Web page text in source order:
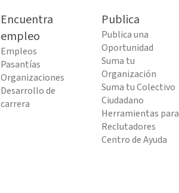
Encuentra
empleo
Empleos
Pasantías
Organizaciones
Desarrollo de
carrera
Publica
Publica una
Oportunidad
Suma tu
Organización
Suma tu Colectivo
Ciudadano
Herramientas para
Reclutadores
Centro de Ayuda